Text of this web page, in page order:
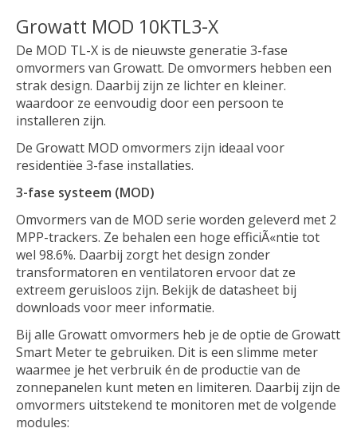
Growatt MOD 10KTL3-X
De MOD TL-X is de nieuwste generatie 3-fase
omvormers van Growatt. De omvormers hebben een
strak design. Daarbij zijn ze lichter en kleiner.
waardoor ze eenvoudig door een persoon te
installeren zijn.
De Growatt MOD omvormers zijn ideaal voor
residentiëe 3-fase installaties.
3-fase systeem (MOD)
Omvormers van de MOD serie worden geleverd met 2
MPP-trackers. Ze behalen een hoge efficiÃ«ntie tot
wel 98.6%. Daarbij zorgt het design zonder
transformatoren en ventilatoren ervoor dat ze
extreem geruisloos zijn. Bekijk de datasheet bij
downloads voor meer informatie.
Bij alle Growatt omvormers heb je de optie de Growatt
Smart Meter te gebruiken. Dit is een slimme meter
waarmee je het verbruik én de productie van de
zonnepanelen kunt meten en limiteren. Daarbij zijn de
omvormers uitstekend te monitoren met de volgende
modules: